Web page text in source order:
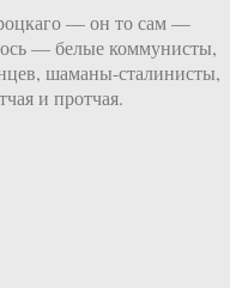
— он то сам —
— белые коммунисты,
шаманы-сталинисты,
и протчая.